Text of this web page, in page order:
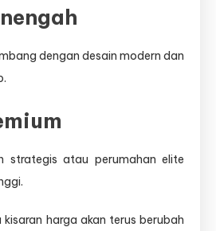
dengan desain modern dan
strategis atau perumahan elite
harga akan terus berubah